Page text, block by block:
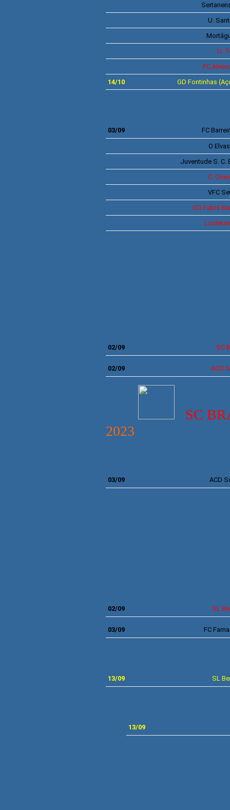
U.
U.
FC
14/10
GD Fontinhas
03/09 FC
O Elvas
Juventude S. C.
C.
VFC
GD Fabril
02/09 SC
02/09 ACD
SC
2023
03/09 ACD
02/09 SL
03/09 FC
13/09 SL
13/09